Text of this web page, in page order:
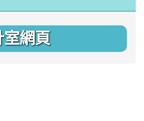
室網頁